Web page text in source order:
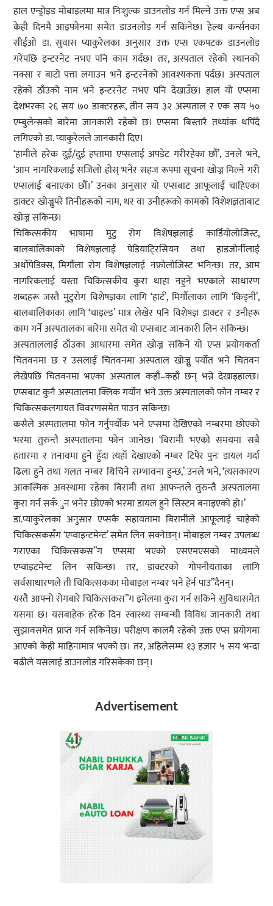
हाल एन्ड्रोइड मोबाइलमा मात्र निःशुल्क डाउनलोड गर्न मिल्ने उक्त एप्स अब
केही दिनमै आइफोनमा समेत डाउनलोड गर्न सकिनेछ। हेल्थ कर्न्सनका
सीईओ डा. सुवास प्याकुरेलका अनुसार उक्त एप्स एकपटक डाउनलोड
गरेपछि इन्टरनेट नभए पनि काम गर्दछ। तर, अस्पताल रहेको स्थानको
नक्सा र बाटो पत्ता लगाउन भने इन्टरनेको आवश्यकता पर्दछ। अस्पताल
रहेको ठाँउको नाम भने इन्टरनेट नभए पनि देखाउँछ। हाल यो एप्समा
देशभरका २६ सय ७० डाक्टरहरू, तीन सय ३२ अस्पताल र एक सय ५०
एम्बुलेन्सको बारेमा जानकारी रहेको छ। एप्समा बिस्तारै तथ्यांक थपिँदै
लगिएको डा. प्याकुरेलले जानकारी दिए।
‘हामीले हरेक दुई/दुई हप्तामा एप्सलाई अपडेट गरीरहेका छौँ’, उनले भने,
‘आम नागरिकलाई सजिलो होस् भनेर सहज रूपमा सूचना खोज्न मिल्ने गरी
एप्सलाई बनाएका छौँ।’ उनका अनुसार यो एप्सबाट आफूलाई चाहिएका
डाक्टर खोज्नुपरे तिनीहरूको नाम, थर वा उनीहरूको कामको विशेशज्ञताबाट
खोज्न सकिन्छ।
चिकित्सकीय भाषामा मुटु रोग विशेषज्ञलाई कार्डियोलोजिस्ट,
बालबालिकाको विशेषज्ञलाई पेडियाटि्रसियन तथा हाडजोर्नीलाई
अर्थोपेडिक्स, मिर्गौला रोग विशेषज्ञलाई नफ्रोलोजिस्ट भनिन्छ। तर, आम
नागरिकलाई यस्ता चिकित्सकीय कुरा थाहा नहुने भएकाले साधारण
शब्दहरू जस्तै मुटुरोग विशेषज्ञका लागि ‘हार्ट’, मिर्गौलाका लागि ‘किड्नी’,
बालबालिकाका लागि ‘चाइल्ड’ मात्र लेखेर पनि विशेषज्ञ डाक्टर र उनीहरू
काम गर्ने अस्पतालका बारेमा समेत यो एप्सबाट जानकारी लिन सकिन्छ।
अस्पताललाई ठाँउका आधारमा समेत खोज्न सकिने यो एप्स प्रयोगकर्ता
चितवनमा छ र उसलाई चितवनमा अस्पताल खोज्नु पर्योत भने चितवन
लेखेपछि चितवनमा भएका अस्पताल कहाँ–कहाँ छन् भन्ने देखाइहाल्छ।
एप्सबाट कुनै अस्पतालमा क्लिक गर्योन भने उक्त अस्पतालको फोन नम्बर र
चिकित्सकलगायत विवरणसमेत पाउन सकिन्छ।
कसैले अस्पतालमा फोन गर्नुपर्योक भने एप्समा देखिएको नम्बरमा छोएको
भरमा तुरुन्तै अस्पतालमा फोन जानेछ। ‘बिरामी भएको समयमा सबै
हतारमा र तनावमा हुने हुँदा त्यहाँ देखाएको नम्बर टिपेर पुनः डायल गर्दा
ढिला हुने तथा गलत नम्बर थिचिने सम्भावना हुन्छ,’ उनले भने, ‘त्यसकारण
आकस्मिक अवस्थामा रहेका बिरामी तथा आफन्तले तुरुन्तै अस्पतालमा
कुरा गर्न सकँुन भनेर छोएको भरमा डायल हुने सिस्टम बनाइएको हो।’
डा.प्याकुरेलका अनुसार एप्सकै सहायतामा बिरामीले आफूलाई चाहेको
चिकित्सकसँग ‘एप्वाइन्टमेन्ट’ समेत लिन सक्नेछन्। मोबाइल नम्बर उपलब्ध
गराएका चिकित्सकस”ग एप्समा भएको एसएमएसको माध्यमले
एप्वाइटमेन्ट लिन सकिन्छ। तर, डाक्टरको गोपनीयताका लागि
सर्वसाधारणले ती चिकित्सकका मोबाइल नम्बर भने हेर्न पाउ”दैनन्।
यस्तै आफ्नो रोगबारे चिकित्सकस”ग इमेलमा कुरा गर्न सकिने सुविधासमेत
यसमा छ। यसबाहेक हरेक दिन स्वास्थ्य सम्बन्धी विविध जानकारी तथा
सुझावसमेत प्राप्त गर्न सकिनेछ। परीक्षण कालमै रहेको उक्त एप्स प्रयोगमा
आएको केही माहिनामात्र भएको छ। तर, अहिलेसम्म १३ हजार ५ सय भन्दा
बढीले यसलाई डाउनलोड गरिसकेका छन्।
Advertisement